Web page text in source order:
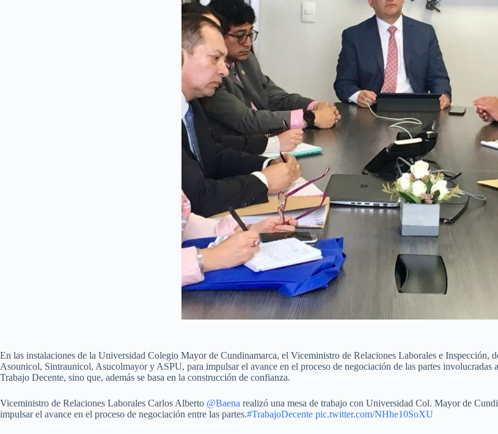
En las instalaciones de la Universidad Colegio Mayor de Cundinamarca, el Viceministro de Relaciones Laborales e
Asounicol, Sintraunicol, Asucolmayor y ASPU, para impulsar el avance en el proceso de negociación de las partes
Trabajo Decente, sino que, además se basa en la construcción de confianza.
Viceministro de Relaciones Laborales Carlos Alberto @Baena realizó una mesa de trabajo con Universidad Col. Mayor de
impulsar el avance en el proceso de negociación entre las partes.#TrabajoDecente pic.twitter.com/NHhe10SoXU